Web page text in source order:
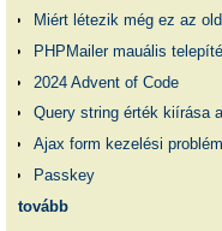
Miért létezik még ez az
PHPMailer mauális
2024 Advent of Code
Query string érték kiírása
Ajax form kezelési
Passkey
tovább